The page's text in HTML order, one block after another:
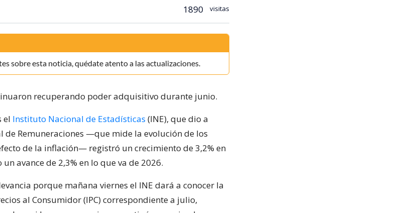
1890 visitas
sobre esta noticia, quédate atento a las actualizaciones.
recuperando poder adquisitivo durante junio.
el Instituto Nacional de Estadísticas (INE), que dio a
de Remuneraciones —que mide la evolución de los
de la inflación— registró un crecimiento de 3,2% en
avance de 2,3% en lo que va de 2026.
porque mañana viernes el INE dará a conocer la
al Consumidor (IPC) correspondiente a julio,